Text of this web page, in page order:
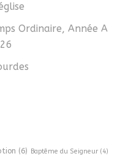
Ordinaire, Année A
(6) Baptême du Seigneur (4)